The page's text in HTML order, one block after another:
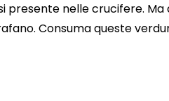
presente nelle crucifere.
Consuma queste